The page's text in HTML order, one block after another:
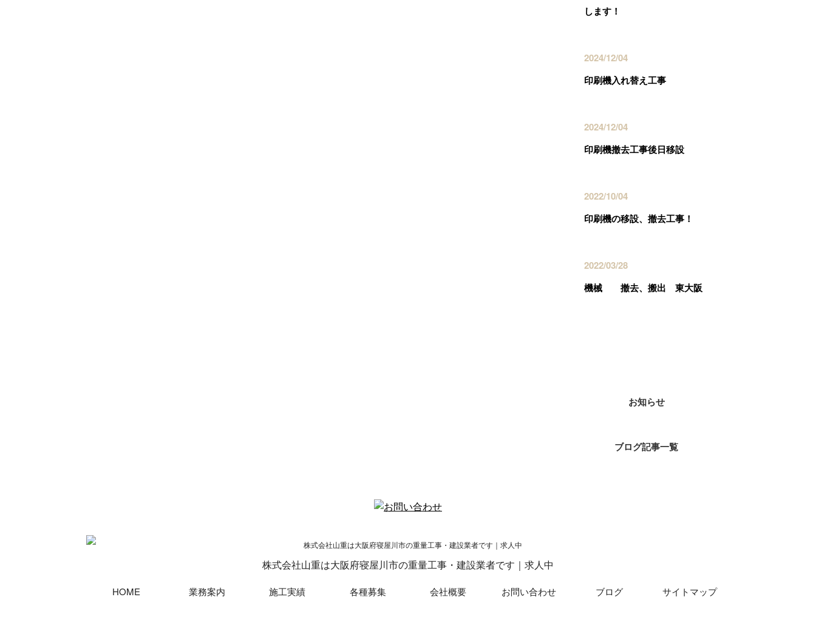
します！
2024/12/04
印刷機入れ替え工事
2024/12/04
印刷機撤去工事後日移設
2022/10/04
印刷機の移設、撤去工事！
2022/03/28
機械 撤去、搬出 東大阪
お知らせ
ブログ記事一覧
株式会社山重は大阪府寝屋川市の重量工事・建設業者です｜求人中
HOME 業務案内 施工実績 各種募集 会社概要 お問い合わせ ブログ サイトマップ